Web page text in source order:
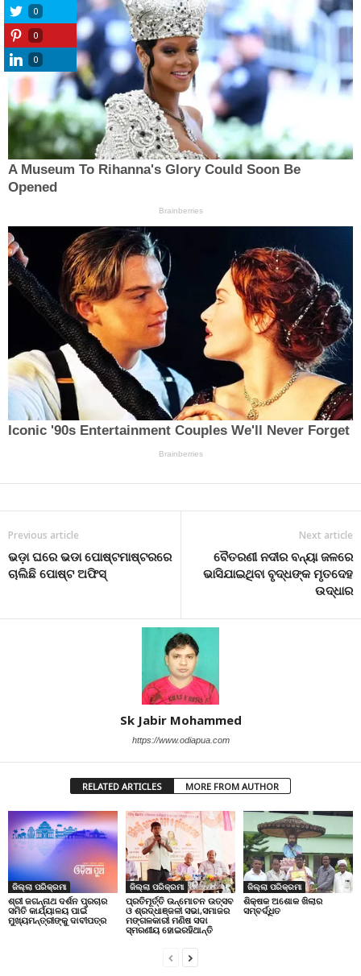
Previous article
ଭଡ଼ା ଘରେ ଭଡା ପୋଷ୍ଟମାଷ୍ଟରରେ
ଚାଲିଛି ପୋଷ୍ଟ ଅଫିସ୍‌
Next article
ବୈତରଣୀ ନଦୀର ବନ୍ୟା ଜଳରେ
ଭାସିଯାଇଥିବା ବୃଦ୍ଧଙ୍କ ମୃତଦେହ
ଉଦ୍ଧାର
Sk Jabir Mohammed
https://www.odiapua.com
RELATED ARTICLES MORE FROM AUTHOR
ଜିଲ୍ଲା ପରିକ୍ରମା
ଶ୍ରୀ ଜଗନ୍ନାଥ ଦର୍ଶନ ପ୍ରଚାର
ସମିତି କାର୍ଯ୍ୟାଳୟ ପାଇଁ
ମୁଖ୍ୟମନ୍ତ୍ରୀଙ୍କୁ ଦାବୀପତ୍ର
ଜିଲ୍ଲା ପରିକ୍ରମା
ପ୍ରତିମୂର୍ତ୍ତି ଉନ୍ମୋଚନ ଉତ୍ସବ
ଓ ଶ୍ରଦ୍ଧାଞ୍ଜଳୀ ସଭା,ସମାଜର
ମଙ୍ଗଳକାରୀ ମଣିଷ ସଦା
ସ୍ମରଣୀୟ ହୋଇରହିଥାନ୍ତି
ଜିଲ୍ଲା ପରିକ୍ରମା
ଶିକ୍ଷକ ଅଶୋକ ଖିଲାର
ସମ୍ବର୍ଦ୍ଧିତ
0
0
0